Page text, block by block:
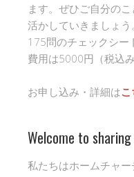
ます。ぜひご自分の
活かしていきましょう。
175問のチェックシー
費用は5000円（税込
お申し込み・詳細はこ
Welcome to
私たちはホームチャ